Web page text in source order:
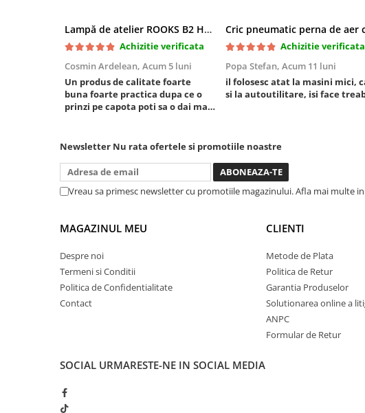
Scule pentru tinichigerie
Scule Pneumatice
Accesorii Pneumatice
Alte scule pneumatice
Compresoare
Furtune Aer Comprimat
Masini de gaurit si taiat
Pistoale Pneumatice
Scule pentru nituit si capsat
Slefuitoare Pneumatice
Scule speciale
Sistem directie
Lampă de atelier ROOKS B2 HYBRID pentru capotă, 2000 lumeni, 5000 mAh
Achizitie verificata
Cosmin Ardelean, Acum 5 luni
Un produs de calitate foarte
buna foarte practica dupa ce o
prinzi pe capota poti sa o dai mai
baterie care tine destul de mult
dar daca o bagi la priza nu mai ai
treaba toata ziua ,ce...
Achizitie verificata
Popa Stefan, Acum 11 luni
il folosesc atat la masini mici,
si la autoutilitare, isi face
Newsletter Nu rata ofertele si promotiile noastre
Vreau sa primesc newsletter cu promotiile magazinului. Afla mai multe in
MAGAZINUL MEU
Despre noi
Termeni si Conditii
Politica de Confidentialitate
Contact
CLIENTI
Metode de Plata
Politica de Retur
Garantia Produselor
Solutionarea online a
ANPC
Formular de Retur
SOCIAL URMARESTE-NE IN SOCIAL MEDIA